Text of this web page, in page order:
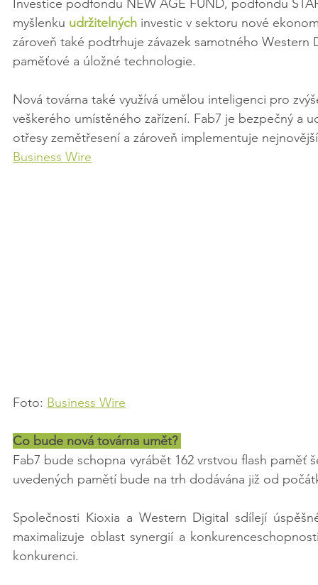
Investice podfondu NEW AGE FUND, podfondu
myšlenku udržitelných investic v sektoru nové
zároveň také podtrhuje závazek samotného
paměťové a úložné technologie.
Nová továrna také využívá umělou inteligenci pro
veškerého umístěného zařízení. Fab7 je bezpečný a
otřesy zemětřesení a zároveň implementuje
Business Wire
Foto: Business Wire
Co bude nová továrna umět?
Fab7 bude schopna vyrábět 162 vrstvou flash
uvedených pamětí bude na trh dodávána již od
Společnosti Kioxia a Western Digital sdílejí
maximalizuje oblast synergií a
konkurenci.